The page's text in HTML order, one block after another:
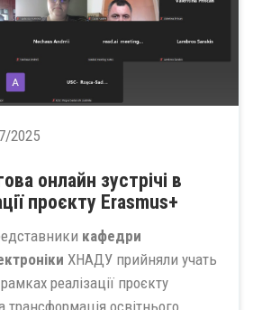
2025
онлайн зустрічі в
проєкту Erasmus+
кафедри
ХНАДУ прийняли учать
реалізації проєкту
освітнього